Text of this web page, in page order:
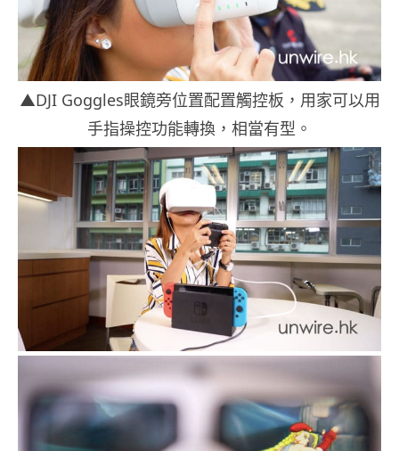
▲DJI Goggles眼鏡旁位置配置觸控板，用家可以用
手指操控功能轉換，相當有型。